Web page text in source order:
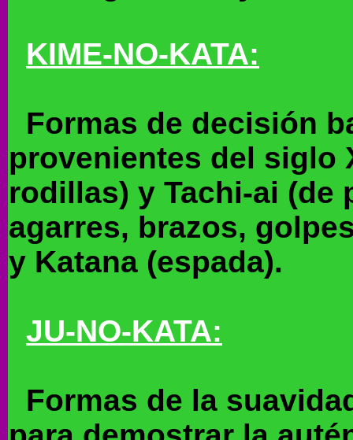
KIME-NO-KATA:
Formas de decisión
provenientes del siglo
rodillas) y Tachi-ai (de
agarres, brazos,
y Katana (espada).
JU-NO-KATA:
Formas de la